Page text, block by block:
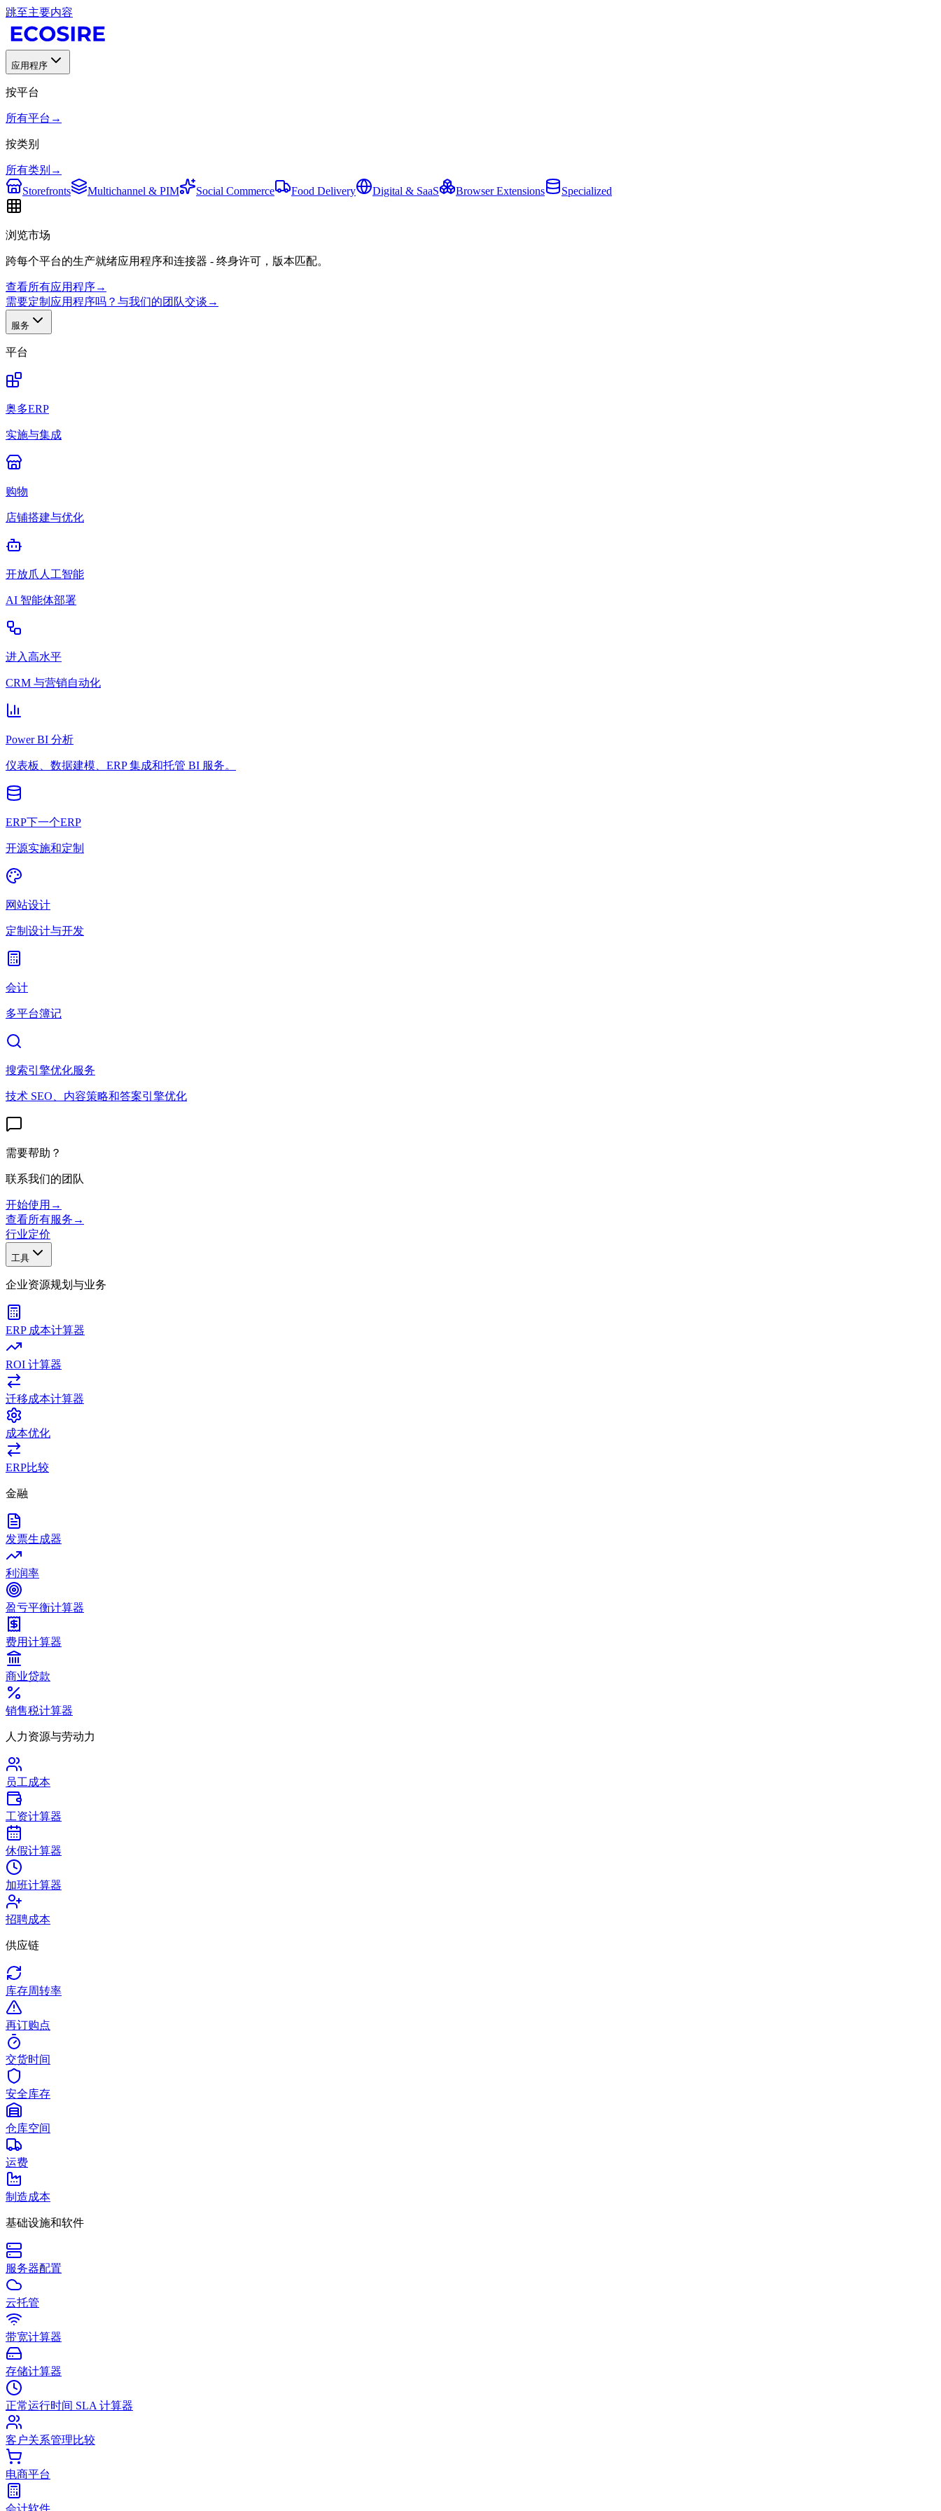
跳至主要内容
应用程序
按平台
所有平台 →
按类别
所有类别 →
Storefronts
Multichannel & PIM Social Commerce Food Delivery Digital & SaaS Browser Extensions Specialized
浏览市场
跨每个平台的生产就绪应用程序和连接器 - 终身许可，版本匹配。
查看所有应用程序→
需要定制应用程序吗？与我们的团队交谈 →
服务
平台
奥多ERP
实施与集成
购物
店铺搭建与优化
开放爪人工智能
AI 智能体部署
进入高水平
CRM 与营销自动化
Power BI 分析
仪表板、数据建模、ERP 集成和托管 BI 服务。
ERP下一个ERP
开源实施和定制
网站设计
定制设计与开发
会计
多平台簿记
搜索引擎优化服务
技术 SEO、内容策略和答案引擎优化
需要帮助？
联系我们的团队
开始使用 →
查看所有服务 →
行业定价
工具
企业资源规划与业务
ERP 成本计算器
ROI 计算器
迁移成本计算器
成本优化
ERP比较
金融
发票生成器
利润率
盈亏平衡计算器
费用计算器
商业贷款
销售税计算器
人力资源与劳动力
员工成本
工资计算器
休假计算器
加班计算器
招聘成本
供应链
库存周转率
再订购点
交货时间
安全库存
仓库空间
运费
制造成本
基础设施和软件
服务器配置
云托管
带宽计算器
存储计算器
正常运行时间 SLA 计算器
客户关系管理比较
电商平台
会计软件